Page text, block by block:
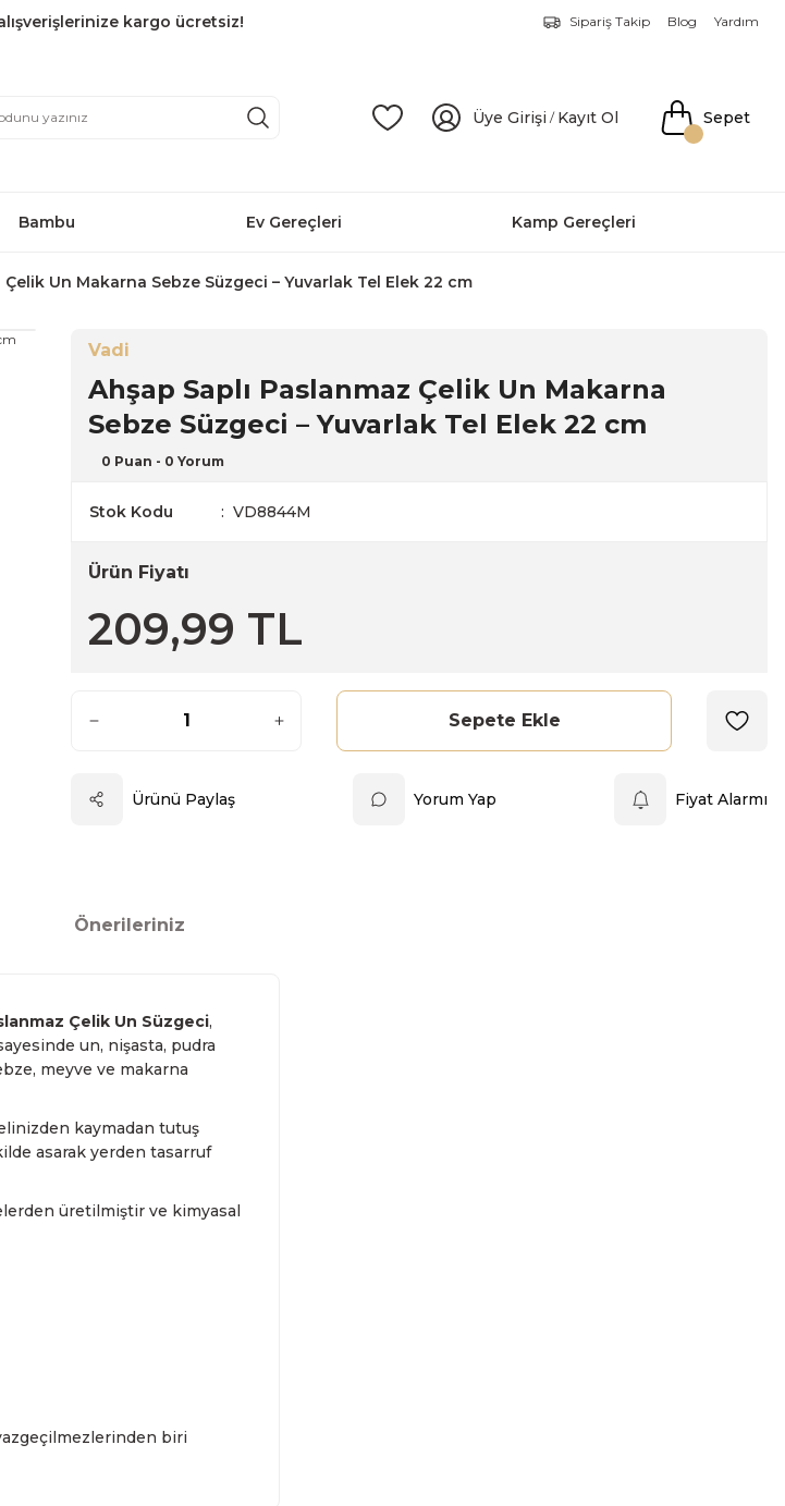
kargo ücretsiz! Sipariş Takip Blog Yardım
Üye Girişi / Kayıt Ol Sepet
Bambu Ev Gereçleri Kamp Gereçleri
Çelik Un Makarna Sebze Süzgeci – Yuvarlak Tel Elek 22 cm
Vadi
Ahşap Saplı Paslanmaz Çelik Un Makarna
Sebze Süzgeci – Yuvarlak Tel Elek 22 cm
0 Puan - 0 Yorum
Stok Kodu VD8844M
Ürün Fiyatı
209,99 TL
Sepete Ekle
Ürünü Paylaş Yorum Yap Fiyat Alarmı
Önerileriniz
Çelik Un Süzgeci,
un, nişasta, pudra
meyve ve makarna
kaymadan tutuş
asarak yerden tasarruf
üretilmiştir ve kimyasal
biri